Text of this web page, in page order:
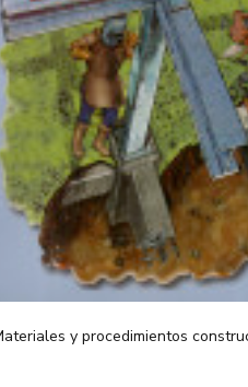
y procedimientos